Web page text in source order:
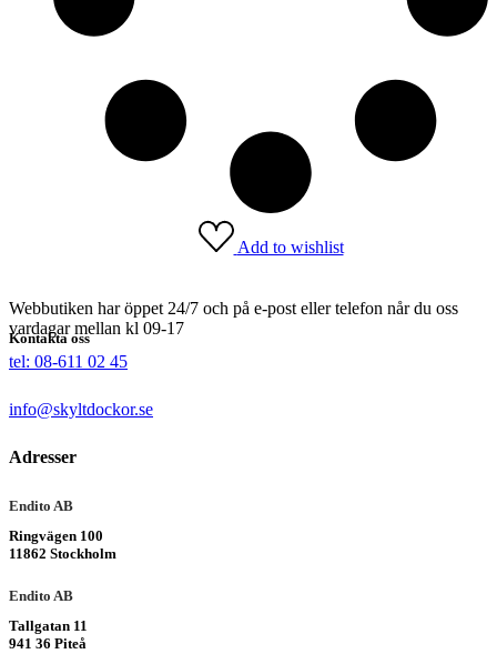
Add to wishlist
Webbutiken har öppet 24/7 och på e-post eller telefon når du oss
vardagar mellan kl 09-17
Kontakta oss
tel: 08-611 02 45
info@skyltdockor.se
Adresser
Endito AB
Ringvägen 100
11862 Stockholm
Endito AB
Tallgatan 11
941 36 Piteå